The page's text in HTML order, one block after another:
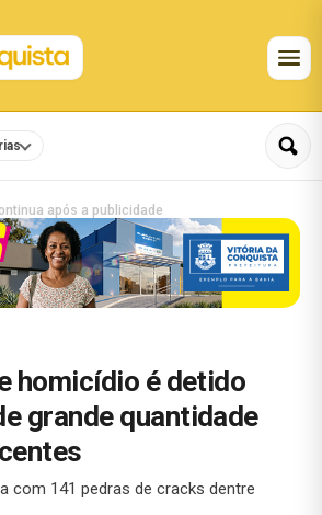
após a publicidade
homicídio é detido
grande quantidade
com 141 pedras de cracks dentre